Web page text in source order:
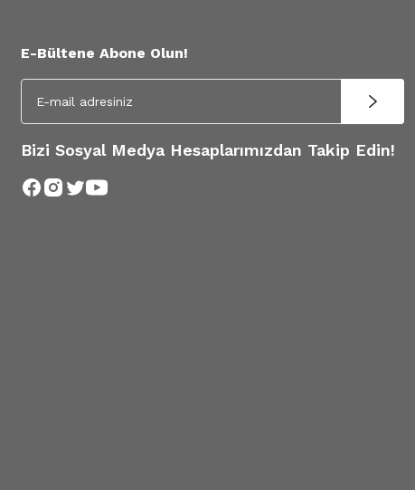
E-Bültene Abone Olun!
Bizi Sosyal Medya Hesaplarımızdan Takip Edin!